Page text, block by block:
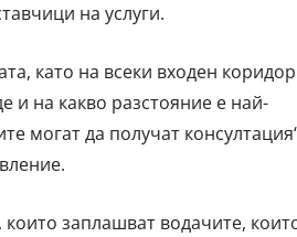
на услуги.
като на всеки входен коридор
и на какво разстояние е най-
могат да получат
заплашват водачите,